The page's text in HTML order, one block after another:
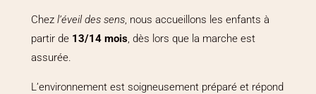
Chez l’éveil des sens, nous accueillons les enfants à
partir de 13/14 mois, dès lors que la marche est
assurée.
L’environnement est soigneusement préparé et répond